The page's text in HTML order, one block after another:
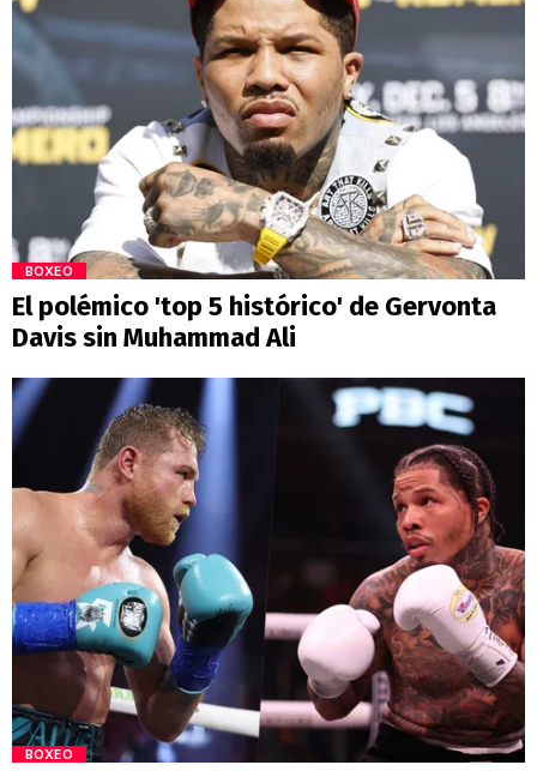
BOXEO
El polémico 'top 5 histórico' de Gervonta
Davis sin Muhammad Ali
BOXEO